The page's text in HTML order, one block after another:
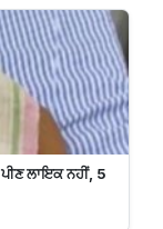
ਲਾਇਕ ਨਹੀਂ, 5